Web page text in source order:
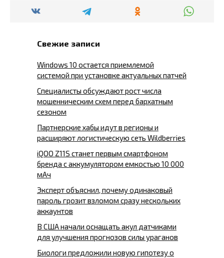
Свежие записи
Windows 10 остается приемлемой
системой при установке актуальных патчей
Специалисты обсуждают рост числа
мошенническим схем перед бархатным
сезоном
Партнерские хабы идут в регионы и
расширяют логистическую сеть Wildberries
iQOO Z11S станет первым смартфоном
бренда с аккумулятором емкостью 10 000
мАч
Эксперт объяснил, почему одинаковый
пароль грозит взломом сразу нескольких
аккаунтов
В США начали оснащать акул датчиками
для улучшения прогнозов силы ураганов
Биологи предложили новую гипотезу о